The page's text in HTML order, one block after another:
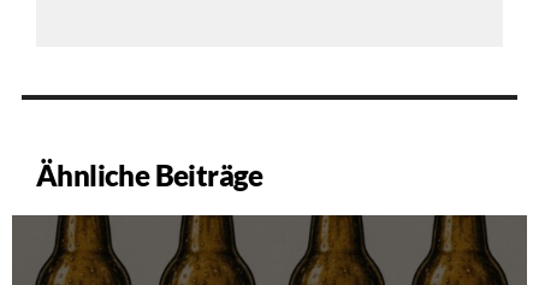
Ähnliche Beiträge